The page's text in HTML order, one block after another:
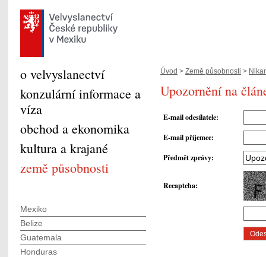
Úvod > Země působnosti >
Upozornění na
E-mail odesílatele:
E-mail příjemce:
Předmět zprávy:
Recaptcha:
o velvyslanectví
konzulární informace a
víza
obchod a ekonomika
kultura a krajané
země působnosti
Mexiko
Belize
Guatemala
Honduras